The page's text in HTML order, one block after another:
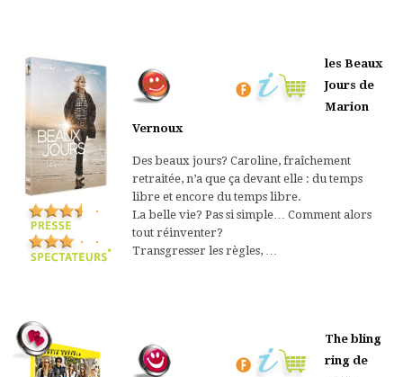
les Beaux
Jours de
Marion
Vernoux
Des beaux jours? Caroline, fraîchement
retraitée, n’a que ça devant elle : du temps
libre et encore du temps libre.
La belle vie? Pas si simple… Comment alors
tout réinventer?
Transgresser les règles, …
The bling
ring de